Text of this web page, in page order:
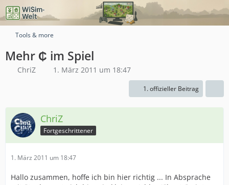
Tools & more
Mehr ₵ im Spiel
ChriZ 1. März 2011 um 18:47
1. offizieller Beitrag
ChriZ
Fortgeschrittener
1. März 2011 um 18:47
Hallo zusammen, hoffe ich bin hier richtig ... In Absprache